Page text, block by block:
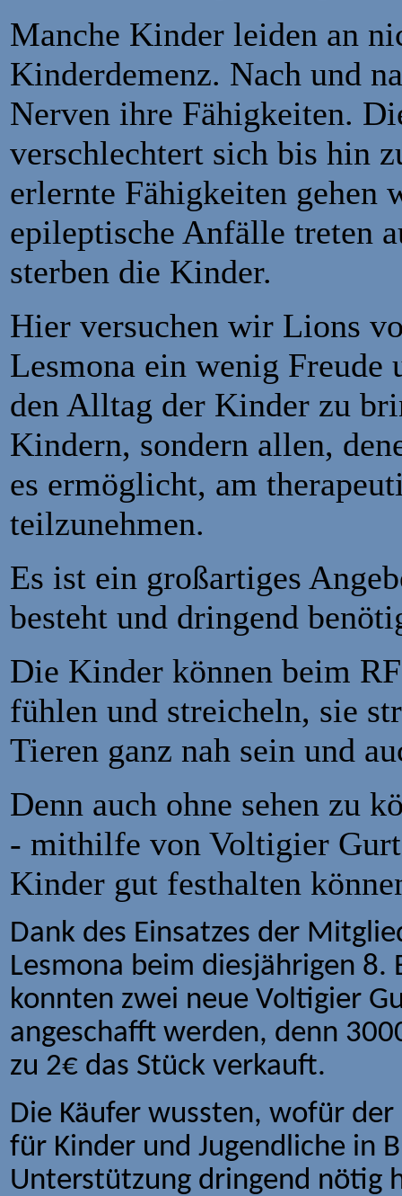
Manche Kinder leiden an
Kinderdemenz. Nach und
Nerven ihre Fähigkeiten.
verschlechtert sich bis hin
erlernte Fähigkeiten gehen
epileptische Anfälle treten
sterben die Kinder.
Hier versuchen wir Lions
Lesmona ein wenig Freude
den Alltag der Kinder zu
Kindern, sondern allen,
es ermöglicht, am
teilzunehmen.
Es ist ein großartiges
besteht und dringend
Die Kinder können beim
fühlen und streicheln, sie
Tieren ganz nah sein und
Denn auch ohne sehen zu
- mithilfe von Voltigier
Kinder gut festhalten
Dank des Einsatzes der
Lesmona beim diesjährigen 8.
konnten zwei neue Voltigier
angeschafft werden, denn
zu 2€ das Stück verkauft.
Die Käufer wussten, wofür
für Kinder und Jugendliche in
Unterstützung dringend nötig